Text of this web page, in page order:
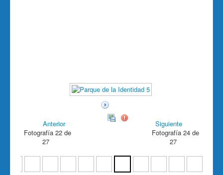
Anterior
Fotografía 22 de
27
Siguiente
Fotografía 24 de
27